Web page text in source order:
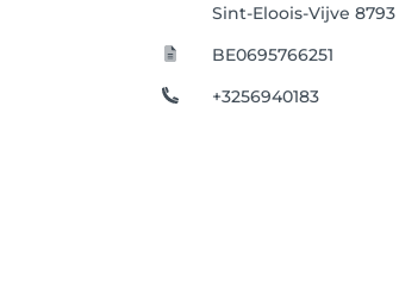
Sint-Eloois-Vijve 8793
BE0695766251
+3256940183